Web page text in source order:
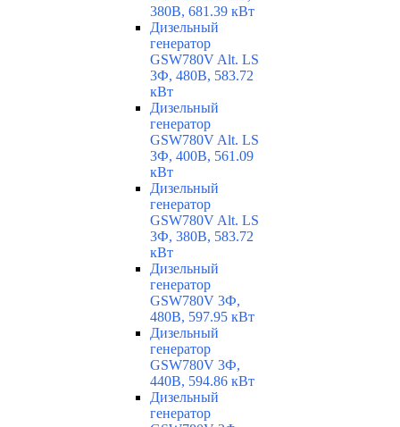
380В, 681.39 кВт
Дизельный
генератор
GSW780V Alt. LS
3Ф, 480В, 583.72
кВт
Дизельный
генератор
GSW780V Alt. LS
3Ф, 400В, 561.09
кВт
Дизельный
генератор
GSW780V Alt. LS
3Ф, 380В, 583.72
кВт
Дизельный
генератор
GSW780V 3Ф,
480В, 597.95 кВт
Дизельный
генератор
GSW780V 3Ф,
440В, 594.86 кВт
Дизельный
генератор